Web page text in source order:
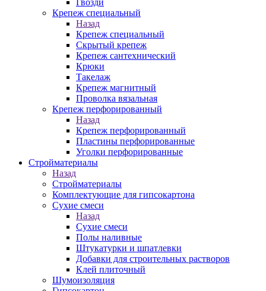
Гвозди
Крепеж специальный
Назад
Крепеж специальный
Скрытый крепеж
Крепеж сантехнический
Крюки
Такелаж
Крепеж магнитный
Проволка вязальная
Крепеж перфорированный
Назад
Крепеж перфорированный
Пластины перфорированные
Уголки перфорированные
Стройматериалы
Назад
Стройматериалы
Комплектующие для гипсокартона
Сухие смеси
Назад
Сухие смеси
Полы наливные
Штукатурки и шпатлевки
Добавки для строительных растворов
Клей плиточный
Шумоизоляция